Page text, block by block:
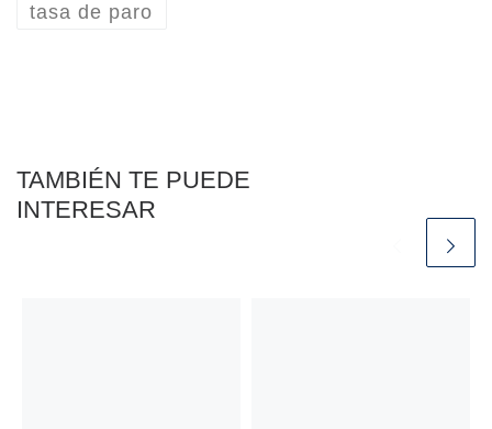
tasa de paro
TAMBIÉN TE PUEDE
INTERESAR